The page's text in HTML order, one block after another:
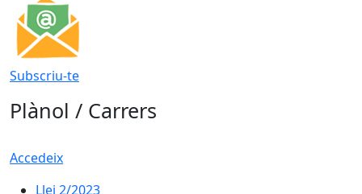
Subscriu-te
Plànol / Carrers
Accedeix
Llei 2/2023